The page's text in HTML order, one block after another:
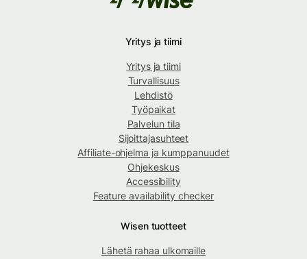
Yritys ja tiimi
Yritys ja tiimi
Turvallisuus
Lehdistö
Työpaikat
Palvelun tila
Sijoittajasuhteet
Affiliate-ohjelma ja kumppanuudet
Ohjekeskus
Accessibility
Feature availability checker
Wisen tuotteet
Lähetä rahaa ulkomaille